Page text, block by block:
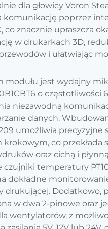
dla głowicy Voron
komunikację poprzez
co znacznie upraszcza
w drukarkach 3D,
i ułatwiając
modułu jest wydajny
o częstotliwości
niezawodną
danych.
umożliwia precyzyjne
co przekłada
oraz cichą i
czujniki temperatury
dokładne
drukującej. Dodatkowo,
w dwa 2-pinowe oraz
wentylatorów, z